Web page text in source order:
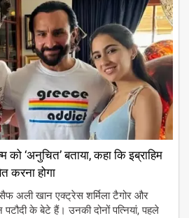
‘अनुचित’ बताया, कहा कि इब्राहिम
करना होगा
अली खान एक्ट्रेस शर्मिला टैगोर और
के बेटे हैं। उनकी दोनों पत्नियां, पहले